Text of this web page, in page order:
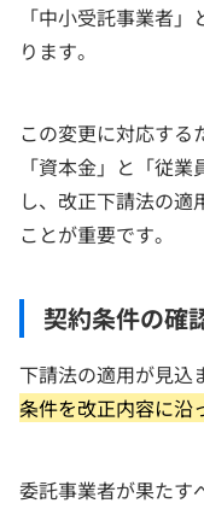
「中小受託事業者
ります。
この変更に対応する
「資本金」と「従
し、改正下請法の適
ことが重要です。
契約条件の確
下請法の適用が見込
条件を改正内容に沿
委託事業者が果たす